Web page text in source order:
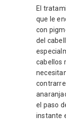
El
que le
con
del
cabellos
el paso
instante